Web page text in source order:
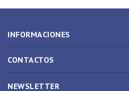
INFORMACIONES
CONTACTOS
NEWSLETTER